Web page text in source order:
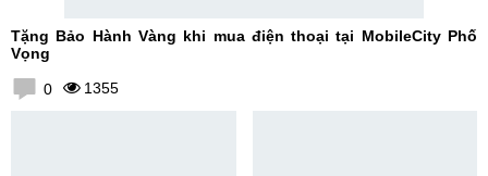
Tặng Bảo Hành Vàng khi mua điện thoại tại MobileCity Phố
Vọng
0 1355